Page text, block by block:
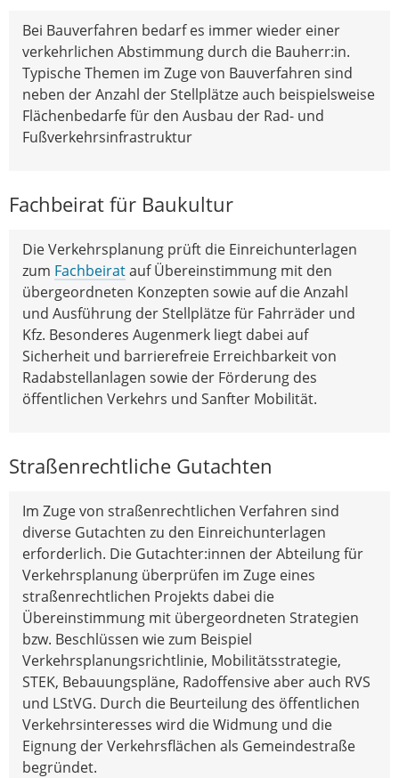
Bei Bauverfahren bedarf es immer wieder einer
verkehrlichen Abstimmung durch die Bauherr:in.
Typische Themen im Zuge von Bauverfahren sind
neben der Anzahl der Stellplätze auch beispielsweise
Flächenbedarfe für den Ausbau der Rad- und
Fußverkehrsinfrastruktur
Fachbeirat für Baukultur
Die Verkehrsplanung prüft die Einreichunterlagen
zum Fachbeiratauf Übereinstimmung mit den
übergeordneten Konzepten sowie auf die Anzahl
und Ausführung der Stellplätze für Fahrräder und
Kfz. Besonderes Augenmerk liegt dabei auf
Sicherheit und barrierefreie Erreichbarkeit von
Radabstellanlagen sowie der Förderung des
öffentlichen Verkehrs und Sanfter Mobilität.
Straßenrechtliche Gutachten
Im Zuge von straßenrechtlichen Verfahren sind
diverse Gutachten zu den Einreichunterlagen
erforderlich. Die Gutachter:innen der Abteilung für
Verkehrsplanung überprüfen im Zuge eines
straßenrechtlichen Projekts dabei die
Übereinstimmung mit übergeordneten Strategien
bzw. Beschlüssen wie zum Beispiel
Verkehrsplanungsrichtlinie, Mobilitätsstrategie,
STEK, Bebauungspläne, Radoffensive aber auch RVS
und LStVG. Durch die Beurteilung des öffentlichen
Verkehrsinteresses wird die Widmung und die
Eignung der Verkehrsflächen als Gemeindestraße
begründet.